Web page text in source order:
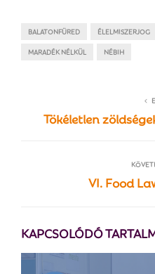
BALATONFÜRED ÉLELMISZERJOG
MARADÉK NÉLKÜL
NÉBIH
Tökéletlen
VI. Food
KAPCSOLÓDÓ